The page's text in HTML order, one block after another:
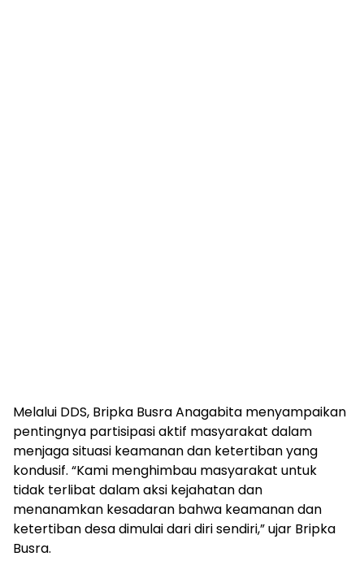
Melalui DDS, Bripka Busra Anagabita menyampaikan
pentingnya partisipasi aktif masyarakat dalam
menjaga situasi keamanan dan ketertiban yang
kondusif. “Kami menghimbau masyarakat untuk
tidak terlibat dalam aksi kejahatan dan
menanamkan kesadaran bahwa keamanan dan
ketertiban desa dimulai dari diri sendiri,” ujar Bripka
Busra.